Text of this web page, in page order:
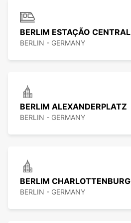
BERLIM ESTAÇÃO CENTRAL
BERLIN - GERMANY
BERLIM ALEXANDERPLATZ
BERLIN - GERMANY
BERLIM CHARLOTTENBURG
BERLIN - GERMANY